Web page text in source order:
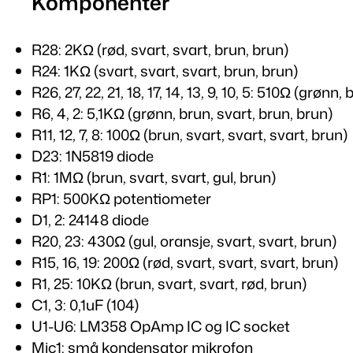
R28: 2KΩ (rød, svart, svart, brun, brun)
R24: 1KΩ (svart, svart, svart, brun, brun)
R26, 27, 22, 21, 18, 17, 14, 13, 9, 10, 5: 510Ω
R6, 4, 2: 5,1KΩ (grønn, brun, svart, brun, brun)
R11, 12, 7, 8: 100Ω (brun, svart, svart, svart, brun)
D23: 1N5819 diode
R1: 1MΩ (brun, svart, svart, gul, brun)
RP1: 500KΩ potentiometer
D1, 2: 24148 diode
R20, 23: 430Ω (gul, oransje, svart, svart, brun)
R15, 16, 19: 200Ω (rød, svart, svart, svart, brun)
R1, 25: 10KΩ (brun, svart, svart, rød, brun)
C1, 3: 0,1uF (104)
U1-U6: LM358 OpAmp IC og IC socket
Mic1: små kondensator mikrofon